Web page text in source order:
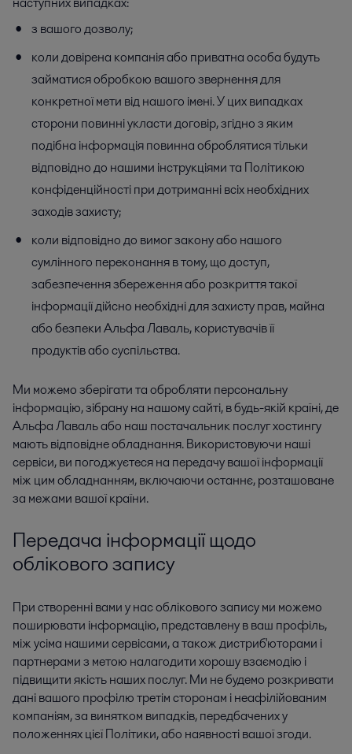
з вашого дозволу;
коли довірена компанія або приватна особа будуть
займатися обробкою вашого звернення для
конкретної мети від нашого імені. У цих випадках
сторони повинні укласти договір, згідно з яким
подібна інформація повинна оброблятися тільки
відповідно до нашими інструкціями та Політикою
конфіденційності при дотриманні всіх необхідних
заходів захисту;
коли відповідно до вимог закону або нашого
сумлінного переконання в тому, що доступ,
забезпечення збереження або розкриття такої
інформації дійсно необхідні для захисту прав, майна
або безпеки Альфа Лаваль, користувачів її
продуктів або суспільства.
Ми можемо зберігати та обробляти персональну
інформацію, зібрану на нашому сайті, в будь-якій країні, де
Альфа Лаваль або наш постачальник послуг хостингу
мають відповідне обладнання. Використовуючи наші
сервіси, ви погоджуєтеся на передачу вашої інформації
між цим обладнанням, включаючи останнє, розташоване
за межами вашої країни.
Передача інформації щодо
облікового запису
При створенні вами у нас облікового запису ми можемо
поширювати інформацію, представлену в ваш профіль,
між усіма нашими сервісами, а також дистриб'юторами і
партнерами з метою налагодити хорошу взаємодію і
підвищити якість наших послуг. Ми не будемо розкривати
дані вашого профілю третім сторонам і неафілійованим
компаніям, за винятком випадків, передбачених у
положеннях цієї Політики, або наявності вашої згоди.